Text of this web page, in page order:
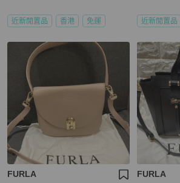
近新閒置品 香港 免運 近新閒置品
FURLA FURLA